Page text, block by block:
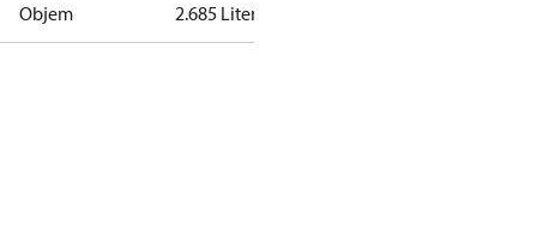
Objem 2.685 Liter